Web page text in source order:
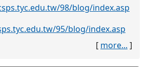
[ more... ]